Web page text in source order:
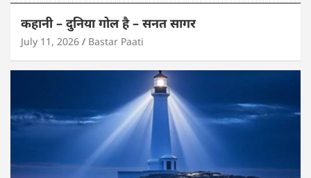
कहानी – दुनिया गोल है – सनत सागर
July 11, 2026 Bastar Paati